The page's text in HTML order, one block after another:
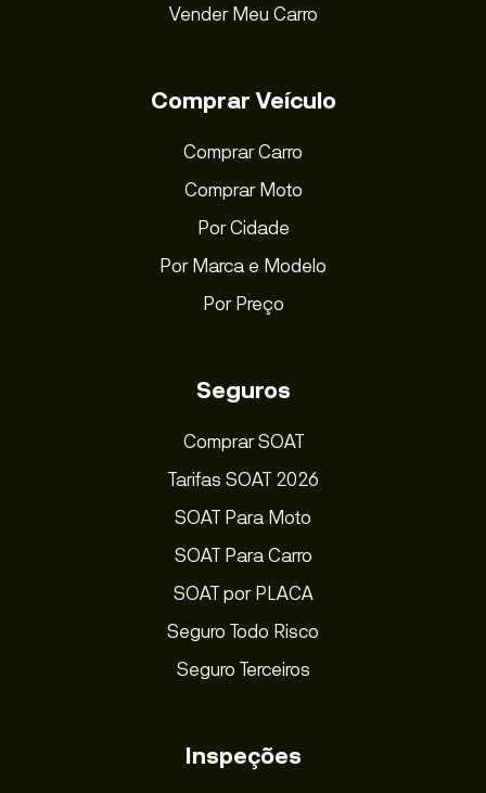
Vender Meu Carro
Comprar Veículo
Comprar Carro
Comprar Moto
Por Cidade
Por Marca e Modelo
Por Preço
Seguros
Comprar SOAT
Tarifas SOAT 2026
SOAT Para Moto
SOAT Para Carro
SOAT por PLACA
Seguro Todo Risco
Seguro Terceiros
Inspeções